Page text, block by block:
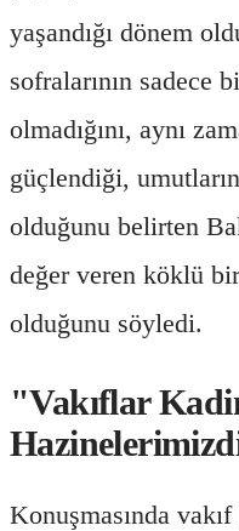
yaşandığı dönem
sofralarının sadece
olmadığını, aynı
güçlendiği,
olduğunu belirten
değer veren köklü
olduğunu söyledi.
"Vakıflar
Konuşmasında